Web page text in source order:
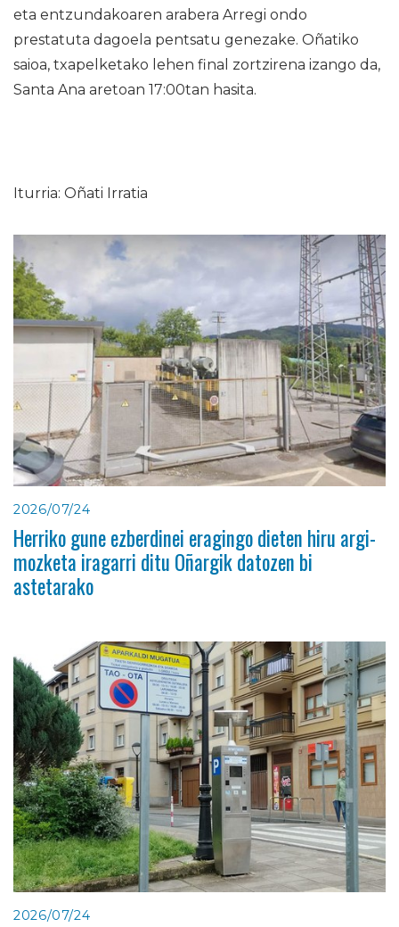
eta entzundakoaren arabera Arregi ondo
prestatuta dagoela pentsatu genezake. Oñatiko
saioa, txapelketako lehen final zortzirena izango da,
Santa Ana aretoan 17:00tan hasita.
Iturria: Oñati Irratia
2026/07/24
Herriko gune ezberdinei eragingo dieten hiru argi-
mozketa iragarri ditu Oñargik datozen bi
astetarako
2026/07/24